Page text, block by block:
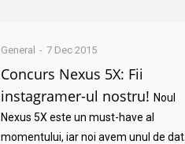
General 7 Dec 2015
Concurs Nexus 5X: Fii
instagramer-ul nostru! Noul
Nexus 5X este un must-have al
momentului, iar noi avem unul de dat.